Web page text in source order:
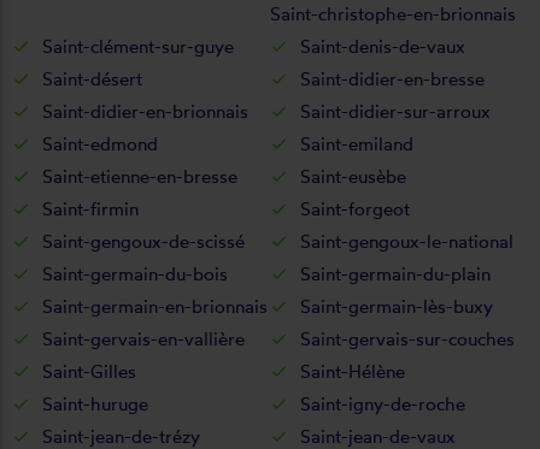
Saint-christophe-en-brionnais
Saint-clément-sur-guye
Saint-denis-de-vaux
Saint-désert
Saint-didier-en-bresse
Saint-didier-en-brionnais
Saint-didier-sur-arroux
Saint-edmond
Saint-emiland
Saint-etienne-en-bresse
Saint-eusèbe
Saint-firmin
Saint-forgeot
Saint-gengoux-de-scissé
Saint-gengoux-le-national
Saint-germain-du-bois
Saint-germain-du-plain
Saint-germain-en-brionnais
Saint-germain-lès-buxy
Saint-gervais-en-vallière
Saint-gervais-sur-couches
Saint-Gilles
Saint-Hélène
Saint-huruge
Saint-igny-de-roche
Saint-jean-de-trézy
Saint-jean-de-vaux